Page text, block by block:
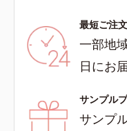
最短ご注
一部地
日にお
サンプル
サンプ